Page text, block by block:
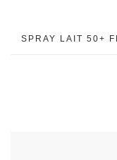
SPRAY LAIT 50+